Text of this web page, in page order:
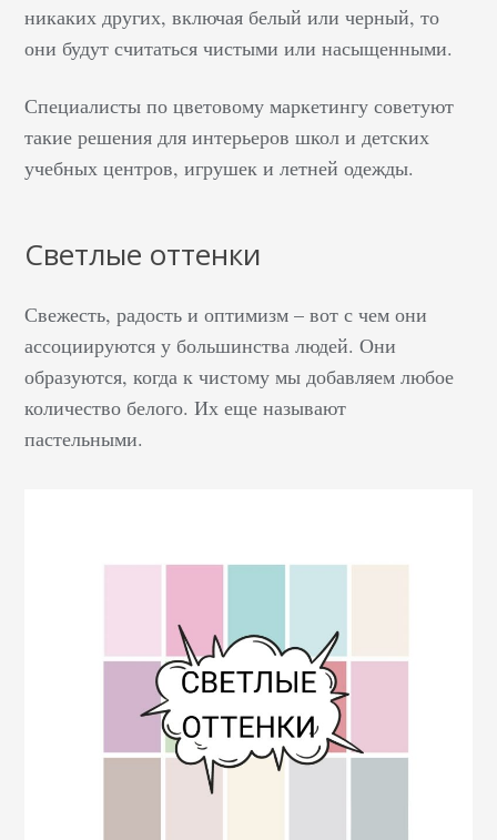
никаких других, включая белый или черный, то
они будут считаться чистыми или насыщенными.
Специалисты по цветовому маркетингу советуют
такие решения для интерьеров школ и детских
учебных центров, игрушек и летней одежды.
Светлые оттенки
Свежесть, радость и оптимизм – вот с чем они
ассоциируются у большинства людей. Они
образуются, когда к чистому мы добавляем любое
количество белого. Их еще называют
пастельными.